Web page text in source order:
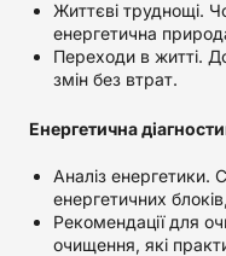
Життєві труднощі.
енергетична
Переходи в житті.
змін без втрат.
Енергетична
Аналіз енергетики.
енергетичних
Рекомендації для
очищення, які